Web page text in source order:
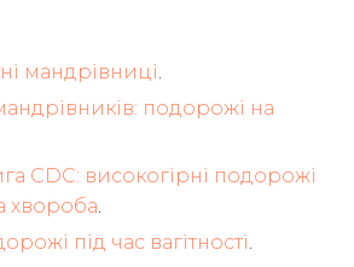
мандрівниці
подорожі на
CDC: високогірні подорожі
хвороба.
під час вагітності.